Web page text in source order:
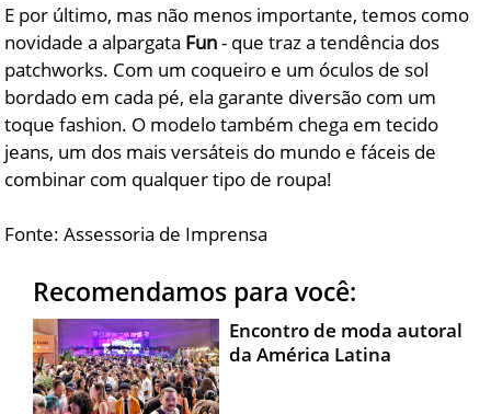
E por último, mas não menos importante, temos como
novidade a alpargata Fun- que traz a tendência dos
patchworks. Com um coqueiro e um óculos de sol
bordado em cada pé, ela garante diversão com um
toque fashion. O modelo também chega em tecido
jeans, um dos mais versáteis do mundo e fáceis de
combinar com qualquer tipo de roupa!
Fonte: Assessoria de Imprensa
Recomendamos para você:
Encontro de moda autoral
da América Latina